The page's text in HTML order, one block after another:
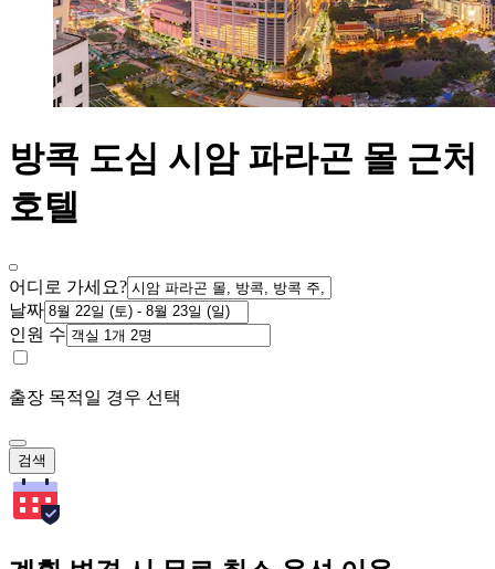
방콕 도심 시암 파라곤 몰 근처
호텔
어디로 가세요?
날짜
인원 수
출장 목적일 경우 선택
검색